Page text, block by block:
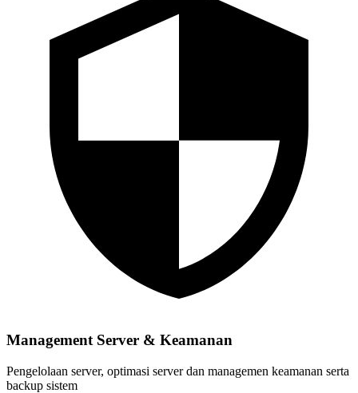
Management Server & Keamanan
Pengelolaan server, optimasi server dan managemen keamanan serta
backup sistem